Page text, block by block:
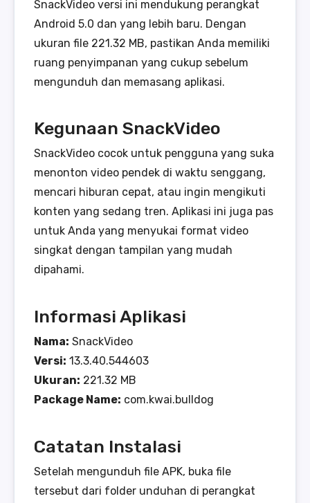
SnackVideo versi ini mendukung perangkat
Android 5.0 dan yang lebih baru. Dengan
ukuran file 221.32 MB, pastikan Anda memiliki
ruang penyimpanan yang cukup sebelum
mengunduh dan memasang aplikasi.
Kegunaan SnackVideo
SnackVideo cocok untuk pengguna yang suka
menonton video pendek di waktu senggang,
mencari hiburan cepat, atau ingin mengikuti
konten yang sedang tren. Aplikasi ini juga pas
untuk Anda yang menyukai format video
singkat dengan tampilan yang mudah
dipahami.
Informasi Aplikasi
Nama: SnackVideo
Versi: 13.3.40.544603
Ukuran: 221.32 MB
Package Name: com.kwai.bulldog
Catatan Instalasi
Setelah mengunduh file APK, buka file
tersebut dari folder unduhan di perangkat